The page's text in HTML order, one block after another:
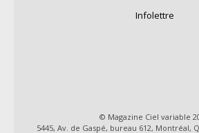
Infolettre
© Magazine Ciel variable
5445, Av. de Gaspé, bureau 612, Montréal,